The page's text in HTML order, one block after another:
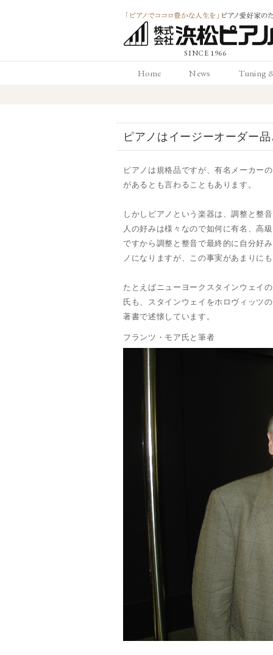
「ピアノでココロ豊
愛好家のための 浜
ピアノ店
Home News Tuning
ピアノはイージーオーダー
ピアノは規格品ですが、有名メーカー
があるとも言わることもあります。
しかしピアノという楽器は、調整と整
人の好みは様々なので如何に有名、高
ですから調整と整音で最終的に自分好
ノになりますが、この事実があまりに
たとえばニューヨークスタインウェイ
氏も、スタインウェイをホロヴィッツ
著書で述懐しています。
フランツ・モア氏と筆者